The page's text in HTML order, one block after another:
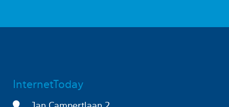
InternetToday